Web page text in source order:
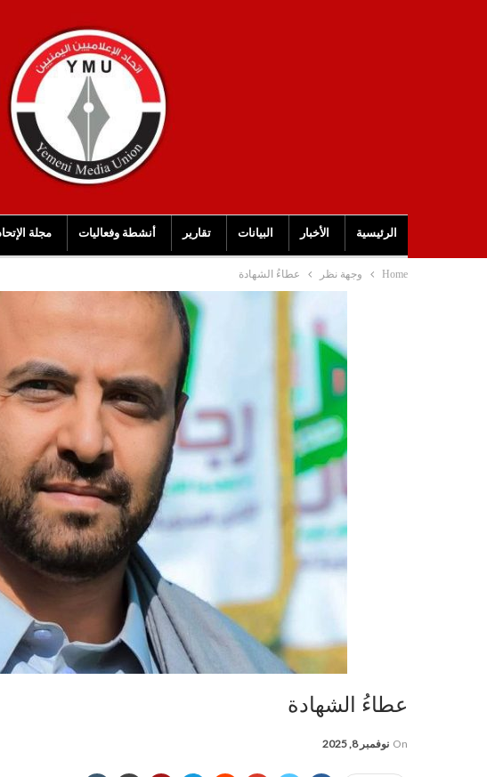
الرئيسية الأخبار البيانات تقارير أنشطة وفعاليات مجلة
Home وجهة نظر عطاءُ الشهادة
عطاءُ الشهادة
On نوفمبر 8, 2025